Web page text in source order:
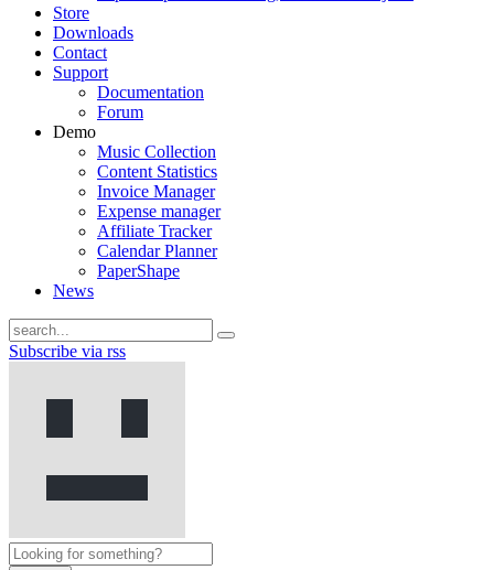
Store
Downloads
Contact
Support
Documentation
Forum
Demo
Music Collection
Content Statistics
Invoice Manager
Expense manager
Affiliate Tracker
Calendar Planner
PaperShape
News
Subscribe via rss